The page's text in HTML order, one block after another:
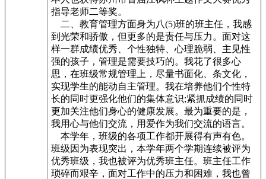
指导老师二等奖。
二、教育管理方面身为八(5)班的班主任，我感
到光荣和骄傲，但更多的是责任与压力。面对这
样一群成绩优秀、个性独特、心理脆弱、主见性
强的孩子，管理是需要技巧的。我花了很多心
思，在班级常规管理上，尽量书面化、条文化，
实现学生的能动自主管理。我在培养他们个性特
长的同时更强化他们的集体意识;紧抓成绩的同时
更加关注他们身心的健康发展。最为重要的是，
我用心与他们交流，用爱作为我们交流的语言。
本学年，班级的各项工作都开展得有声有色。
班级因为表现突出，本学年两个学期连续被评为
优秀班级，我也被评为优秀班主任。班主任工作
琐碎而艰辛，面对工作中的压力和困难，我也曾